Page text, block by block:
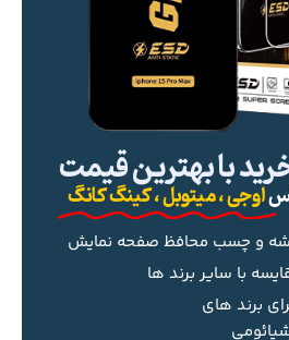
با بهترین قیمت
اوجی ، میتوبل ، کینگ کانگ
و چسب محافظ صفحه نمایش
با سایر برند ها
برند های